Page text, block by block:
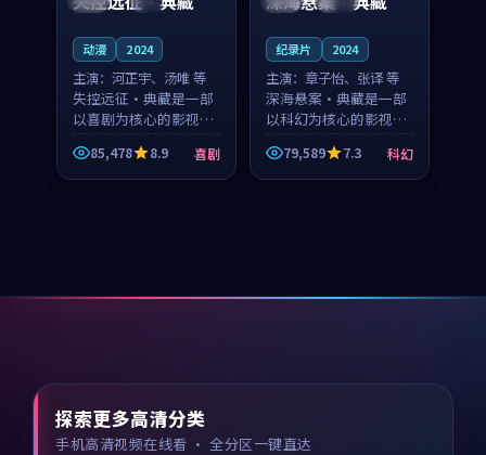
动漫 2024
主演： 河正宇、汤唯 等
失控远征·典藏是一部
以喜剧为核心的影视作
品，围绕危机、反转与
人物成长展开，整体节
奏紧凑，值得推荐观
85,478 8.9 喜剧
纪录片 2024
主演： 章子怡、张译 等
深海悬案·典藏是一部
以科幻为核心的影视作
品，围绕危机、反转与
人物成长展开，整体节
奏紧凑，值得推荐观
79,589 7.3 科幻
探索更多高清分类
手机高清视频在线看 · 全分区一键直达